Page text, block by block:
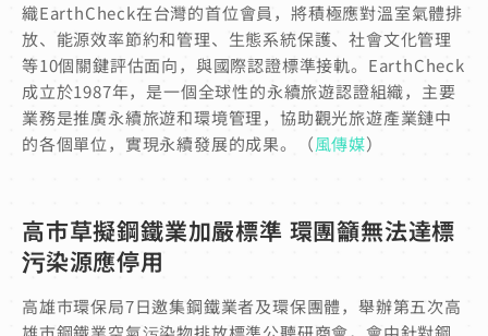
織EarthCheck在台灣的首位會員，將積極應對溫室氣體排
放、能源效率節約和管理、生態系統保護、社會文化管理
等10個關鍵評估面向，與國際認證標準接軌。EarthCheck
成立於1987年，是一個全球性的永續旅遊認證組織，主要
業務是推廣永續旅遊和環境管理，協助觀光旅遊產業鏈中
的各個單位，實現永續發展的成果。（風傳媒）
高市草擬鋼鐵業加嚴標準 環團籲無法達標
污染源應停用
高雄市環保局7日邀集鋼鐵業者及環保團體，舉辦第五次高